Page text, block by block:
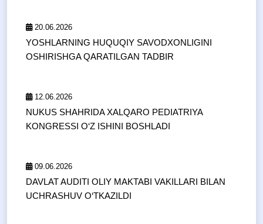
20.06.2026
YOSHLARNING HUQUQIY SAVODXONLIGINI
OSHIRISHGA QARATILGAN TADBIR
12.06.2026
NUKUS SHAHRIDA XALQARO PEDIATRIYA
KONGRESSI O‘Z ISHINI BOSHLADI
09.06.2026
DAVLAT AUDITI OLIY MAKTABI VAKILLARI BILAN
UCHRASHUV O‘TKAZILDI